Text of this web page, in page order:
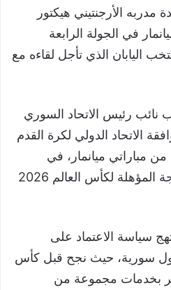
الأرجنتيني هيكتور
في الجولة الرابعة
اليابان الذي تأجل لقاءه مع
نائب رئيس الاتحاد السوري
الاتحاد الدولي لكرة القدم
مباراتي ميانمار، في
التصفيات الآسيوية المزدوجة المؤهلة لكأس العالم 2026
سياسة الاعتماد على
سورية، حيث نجح قبل كأس
في الظفر بخدمات مجموعة من